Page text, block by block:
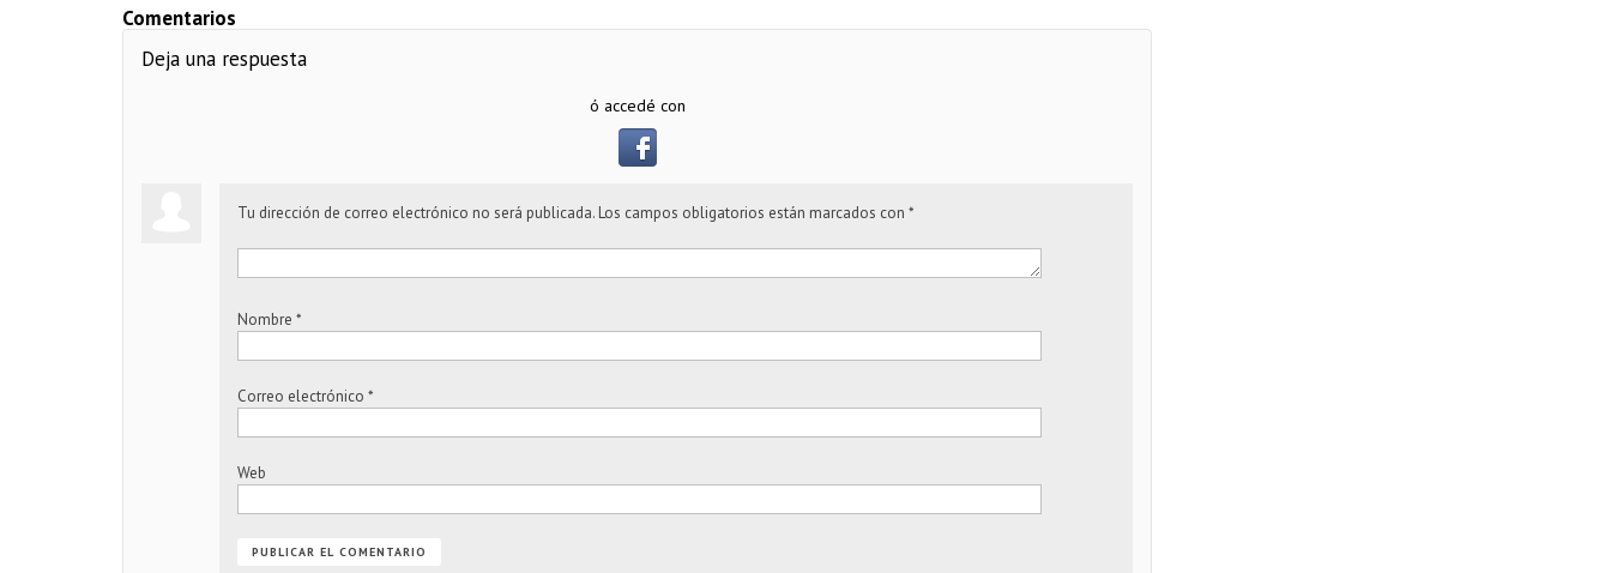
Comentarios
Deja una respuesta
ó accedé con
Tu dirección de correo electrónico no será publicada. Los campos obligatorios están marcados con *
Nombre *
Correo electrónico *
Web